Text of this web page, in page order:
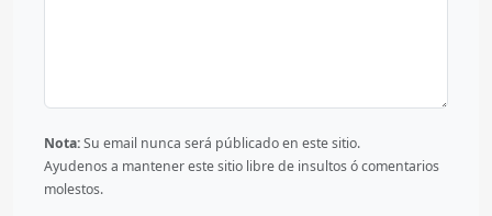
Nota:Su email nunca será públicado en este sitio.
Ayudenos a mantener este sitio libre de insultos ó comentarios
molestos.